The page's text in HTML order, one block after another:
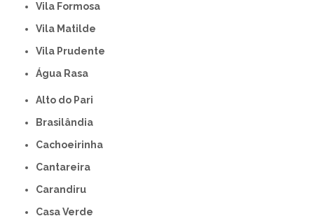
Vila Formosa
Vila Matilde
Vila Prudente
Água Rasa
Alto do Pari
Brasilândia
Cachoeirinha
Cantareira
Carandiru
Casa Verde